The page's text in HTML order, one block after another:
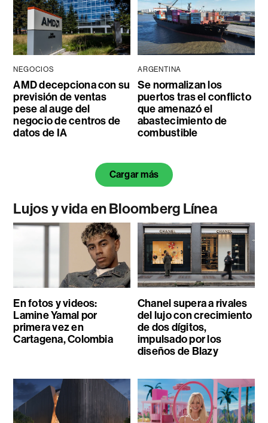
NEGOCIOS
AMD decepciona con su
previsión de ventas
pese al auge del
negocio de centros de
datos de IA
ARGENTINA
Se normalizan los
puertos tras el conflicto
que amenazó el
abastecimiento de
combustible
Cargar más
Lujos y vida en Bloomberg Línea
En fotos y videos:
Lamine Yamal por
primera vez en
Cartagena, Colombia
Chanel supera a rivales
del lujo con crecimiento
de dos dígitos,
impulsado por los
diseños de Blazy